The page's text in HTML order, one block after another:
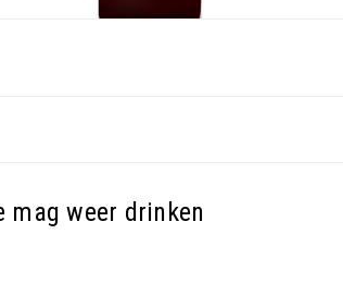
mag weer drinken